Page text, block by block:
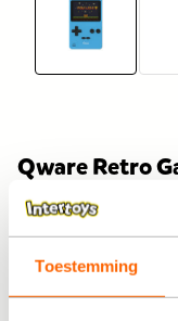
Toestemming
Qware Retro
Artikelnummer:
Meer van:Qware